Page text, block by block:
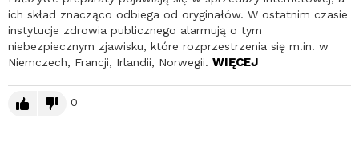
ich skład znacząco odbiega od oryginałów. W ostatnim czasie
instytucje zdrowia publicznego alarmują o tym
niebezpiecznym zjawisku, które rozprzestrzenia się m.in. w
Niemczech, Francji, Irlandii, Norwegii. WIĘCEJ
0